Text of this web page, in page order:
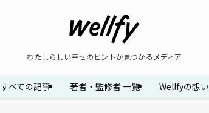
わたしらしい幸せのヒントが見つかるメディア
すべての記事 著者・監修者 一覧 Wellfyの想い